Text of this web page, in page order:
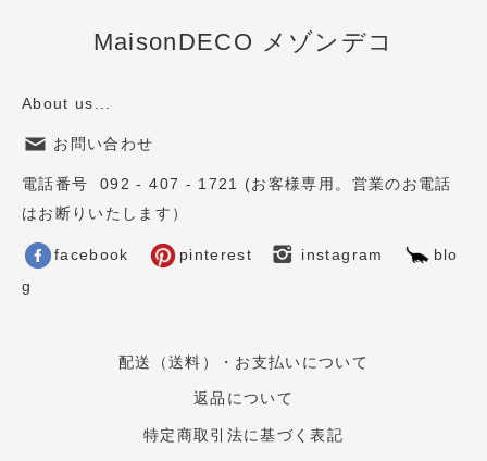
MaisonDECO メゾンデコ
About us...
お問い合わせ
電話番号 092 - 407 - 1721 (お客様専用。営業のお電話
はお断りいたします）
facebook pinterest instagram
blo
g
配送（送料）・お支払いについて
返品について
特定商取引法に基づく表記